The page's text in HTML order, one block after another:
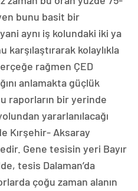
bunu basit bir
aynı iş kolundaki iki ya
karşılaştırarak kolaylıkla
rağmen ÇED
anlamakta güçlük
raporların bir yerinde
yararlanılacağı
Kırşehir- Aksaray
Gene tesisin yeri Bayır
tesis Dalaman’da
çoğu zaman alanın